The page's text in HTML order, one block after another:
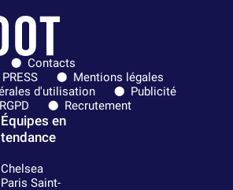
Contacts
Mentions légales
d'utilisation
Publicité
Recrutement
Équipes en
tendance
Chelsea
Paris Saint-